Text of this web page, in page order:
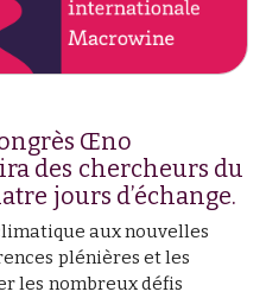
Œno
des chercheurs du
jours d’échange.
aux nouvelles
plénières et les
les nombreux défis